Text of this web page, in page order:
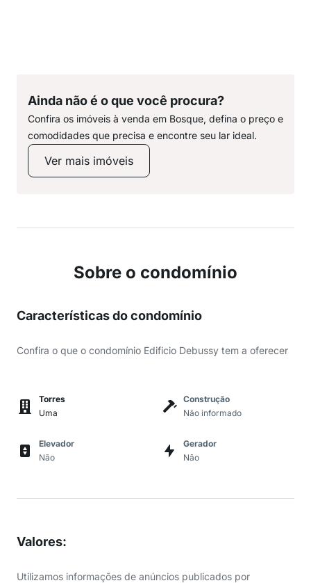
Ainda não é o que você procura?
Confira os imóveis à venda em Bosque, defina o preço e
comodidades que precisa e encontre seu lar ideal.
Ver mais imóveis
Sobre o condomínio
Características do condomínio
Confira o que o condomínio Edificio Debussy tem a oferecer
Torres
Uma
Construção
Não informado
Elevador
Não
Gerador
Não
Valores:
Utilizamos informações de anúncios publicados por